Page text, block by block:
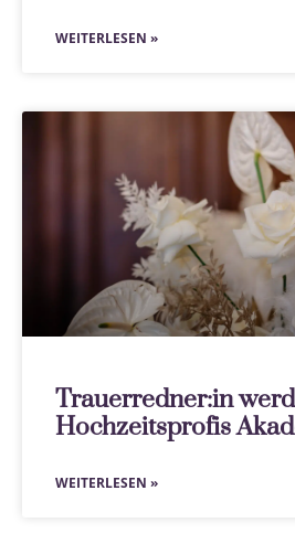
WEITERLESEN »
Trauerredner:in
Hochzeitsprofis
WEITERLESEN »